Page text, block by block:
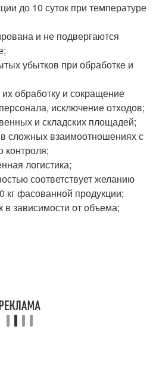
до 10 суток при температуре
и не подвергаются
убытков при обработке и
обработку и сокращение
исключение отходов;
и складских площадей;
сложных взаимоотношениях с
контроля;
логистика;
соответствует желанию
кг фасованной продукции;
в зависимости от объема;